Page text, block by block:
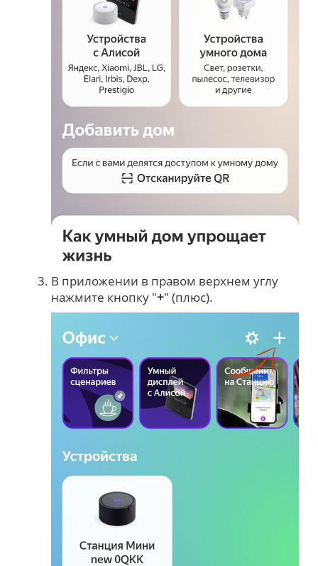
В приложении в правом верхнем углу
нажмите кнопку "+" (плюс).